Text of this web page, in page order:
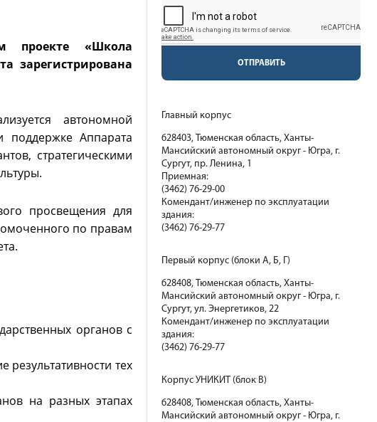
проекте «Школа
зарегистрирована
автономной
поддержке Аппарата
стратегическими
просвещения для
по правам
органов с
тех
на разных этапах
ОТПРАВИТЬ
Главный корпус
628403, Тюменская область, Ханты-
Мансийский автономный округ - Югра, г.
Сургут, пр. Ленина, 1
Приемная:
(3462) 76-29-00
Комендант/инженер по эксплуатации
здания:
(3462) 76-29-77
Первый корпус (блоки А, Б, Г)
628408, Тюменская область, Ханты-
Мансийский автономный округ - Югра, г.
Сургут, ул. Энергетиков, 22
Комендант/инженер по эксплуатации
здания:
(3462) 76-29-77
Корпус УНИКИТ (блок В)
628408, Тюменская область, Ханты-
Мансийский автономный округ - Югра, г.